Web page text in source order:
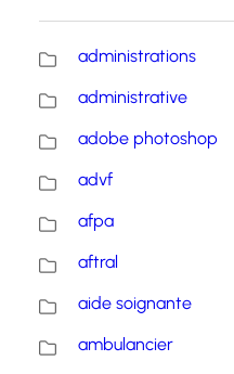
administrations
administrative
adobe photoshop
advf
afpa
aftral
aide soignante
ambulancier